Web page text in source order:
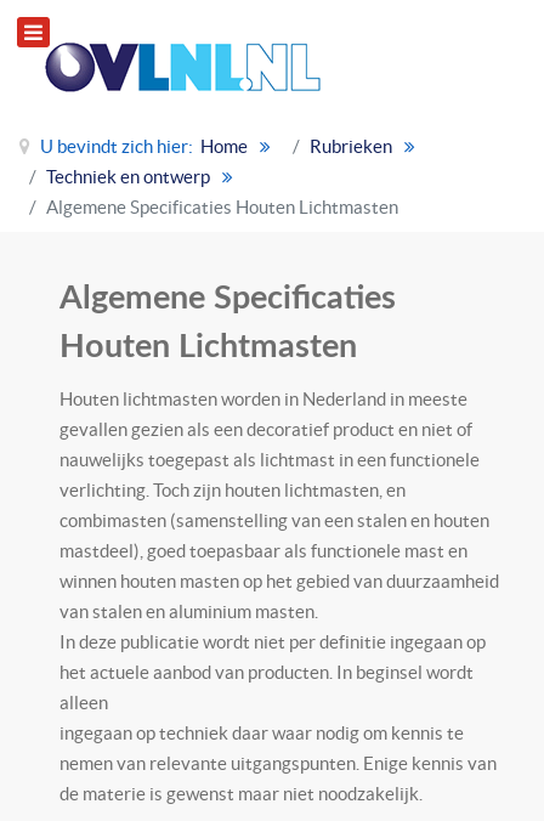
U bevindt zich hier: Home
Rubrieken
Techniek en ontwerp
Algemene Specificaties Houten Lichtmasten
Algemene Specificaties
Houten Lichtmasten
Houten lichtmasten worden in Nederland in meeste
gevallen gezien als een decoratief product en niet of
nauwelijks toegepast als lichtmast in een functionele
verlichting. Toch zijn houten lichtmasten, en
combimasten (samenstelling van een stalen en houten
mastdeel), goed toepasbaar als functionele mast en
winnen houten masten op het gebied van duurzaamheid
van stalen en aluminium masten.
In deze publicatie wordt niet per definitie ingegaan op
het actuele aanbod van producten. In beginsel wordt
alleen
ingegaan op techniek daar waar nodig om kennis te
nemen van relevante uitgangspunten. Enige kennis van
de materie is gewenst maar niet noodzakelijk.